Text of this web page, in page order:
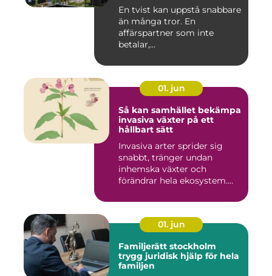
En tvist kan uppstå snabbare
än många tror. En
affärspartner som inte
betalar,...
01. jun
Så kan samhället bekämpa
invasiva växter på ett
hållbart sätt
Invasiva arter sprider sig
snabbt, tränger undan
inhemska växter och
förändrar hela ekosystem.
01. jun
Familjerätt stockholm
trygg juridisk hjälp för hela
familjen